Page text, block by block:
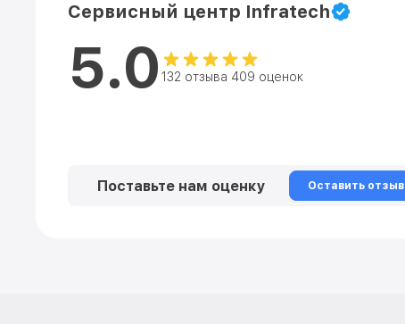
Сервисный центр Infratech
5.0 132 отзыва 409 оценок
Поставьте нам оценку Оставить отзыв